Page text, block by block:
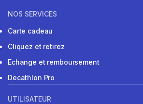
NOS SERVICES
Carte cadeau
Cliquez et retirez
Echange et remboursement
Decathlon Pro
UTILISATEUR